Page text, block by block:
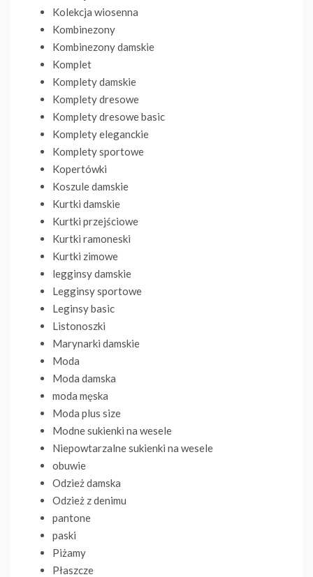
Kolekcja wiosenna
Kombinezony
Kombinezony damskie
Komplet
Komplety damskie
Komplety dresowe
Komplety dresowe basic
Komplety eleganckie
Komplety sportowe
Kopertówki
Koszule damskie
Kurtki damskie
Kurtki przejściowe
Kurtki ramoneski
Kurtki zimowe
legginsy damskie
Legginsy sportowe
Leginsy basic
Listonoszki
Marynarki damskie
Moda
Moda damska
moda męska
Moda plus size
Modne sukienki na wesele
Niepowtarzalne sukienki na wesele
obuwie
Odzież damska
Odzież z denimu
pantone
paski
Piżamy
Płaszcze